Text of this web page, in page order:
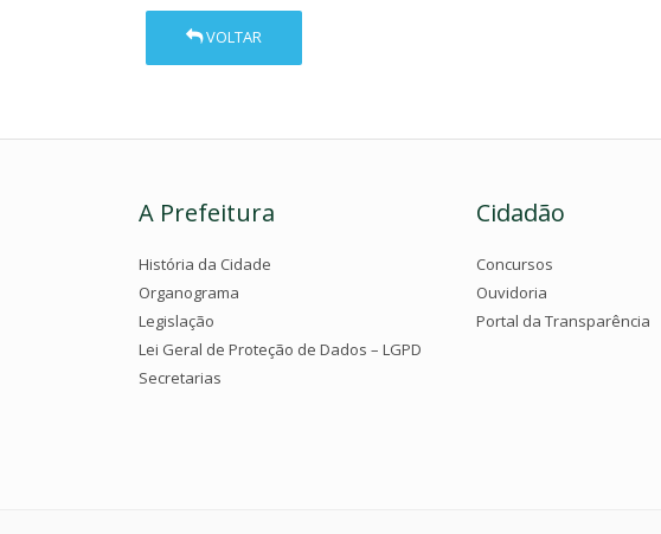
VOLTAR
A Prefeitura
História da Cidade
Organograma
Legislação
Lei Geral de Proteção de Dados – LGPD
Secretarias
Cidadão
Concursos
Ouvidoria
Portal da Transparência